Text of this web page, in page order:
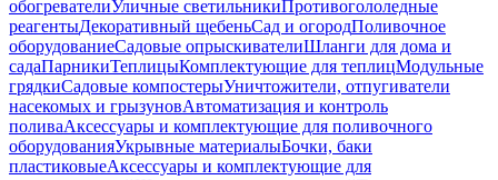
обогревателиУличные светильникиПротивогололедные
реагентыДекоративный щебеньСад и огородПоливочное
оборудованиеСадовые опрыскивателиШланги для дома и
садаПарникиТеплицыКомплектующие для теплицМодульные
грядкиСадовые компостерыУничтожители, отпугиватели
насекомых и грызуновАвтоматизация и контроль
поливаАксессуары и комплектующие для поливочного
оборудованияУкрывные материалыБочки, баки
пластиковыеАксессуары и комплектующие для